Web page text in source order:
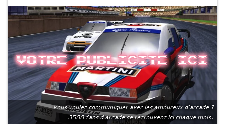
Votre publicite ici
Vous voulez communiquer avec les amoureux d'arcade ?
3500 fans d'arcade se retrouvent ici chaque mois.